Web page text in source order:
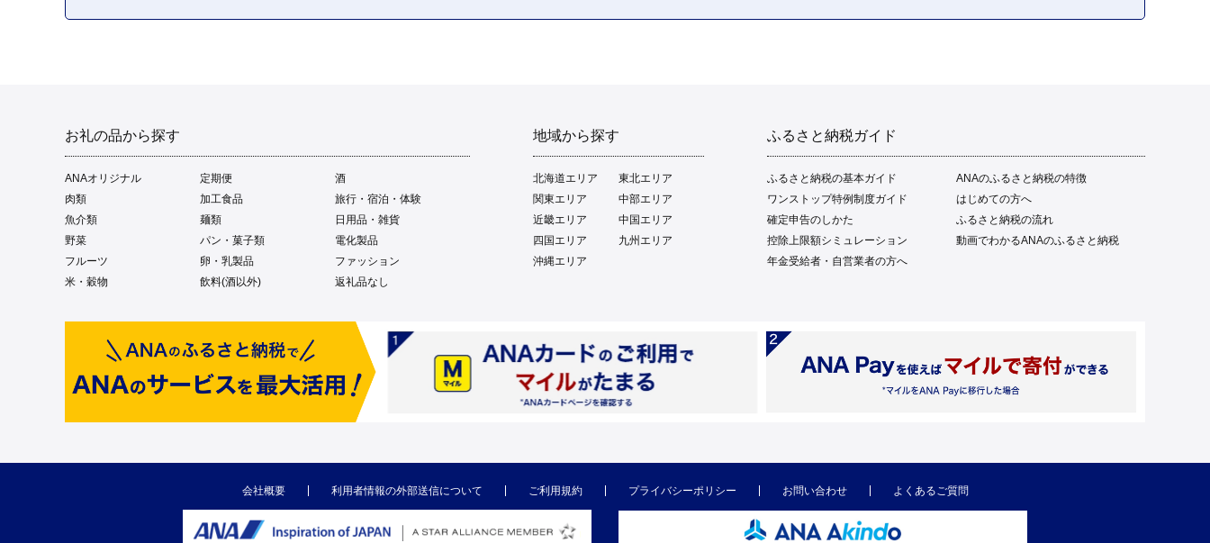
お礼の品から探す
ANAオリジナル 定期便
酒
肉類
加工食品
旅行・宿泊・体験
魚介類
麺類
日用品・雑貨
野菜
パン・菓子類
電化製品
フルーツ
卵・乳製品
ファッション
米・穀物
飲料(酒以外) 返礼品なし
地域から探す
北海道エリア
東北エリア
関東エリア
中部エリア
近畿エリア
中国エリア
四国エリア
九州エリア
沖縄エリア
ふるさと納税ガイド
ふるさと納税の基本ガイド
ANAのふるさと納税の特徴
ワンストップ特例制度ガイド
はじめての方へ
確定申告のしかた
ふるさと納税の流れ
控除上限額シミュレーション
動画でわかるANAのふるさと納税
年金受給者・自営業者の方へ
会社概要 利用者情報の外部送信について ご利用規約 プライバシーポリシー お問い合わせ よくあるご質問